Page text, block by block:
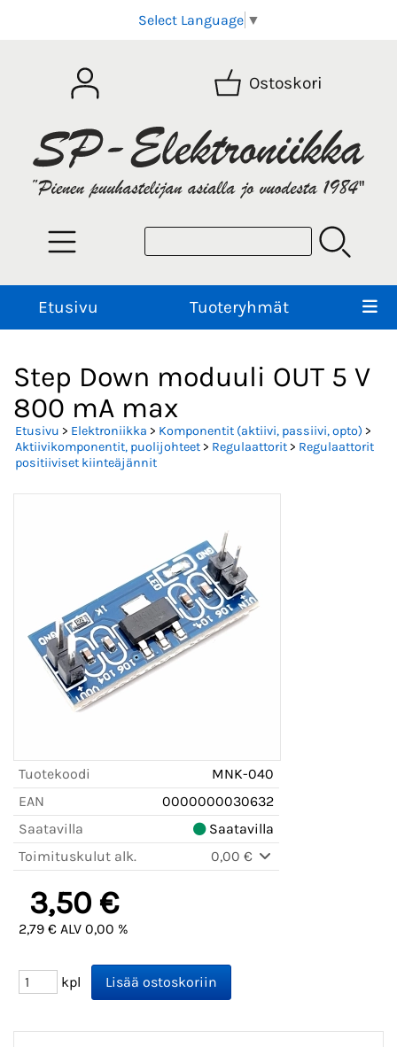
Select Language ▼
Ostoskori
Etusivu Tuoteryhmät
Step Down moduuli OUT 5 V
800 mA max
Etusivu > Elektroniikka > Komponentit (aktiivi, passiivi, opto) >
Aktiivikomponentit, puolijohteet> Regulaattorit> Regulaattorit
positiiviset kiinteäjännit
Tuotekoodi
MNK-040
EAN
0000000030632
Saatavilla
Saatavilla
Toimituskulut alk.
0,00 €
3,50 €
2,79 € ALV 0,00 %
kpl